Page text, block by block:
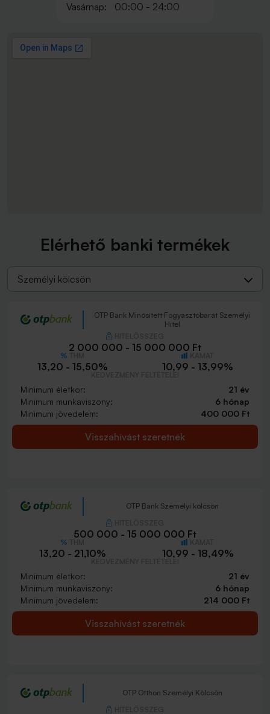
Vasárnap:
00:00 - 24:00
Elérhető banki termékek
Személyi kölcsön
OTP Bank Minősített Fogyasztóbarát Személyi
Hitel
2 000 000 - 15 000 000 Ft
13,20 - 15,50% 10,99 - 13,99%
Minimum életkor:
21 év
Minimum munkaviszony:
6 hónap
Minimum jövedelem:
400 000 Ft
Visszahívást szeretnék
OTP Bank Személyi kölcsön
500 000 - 15 000 000 Ft
13,20 - 21,10% 10,99 - 18,49%
Minimum életkor:
21 év
Minimum munkaviszony:
6 hónap
Minimum jövedelem:
214 000 Ft
Visszahívást szeretnék
OTP Otthon Személyi Kölcsön